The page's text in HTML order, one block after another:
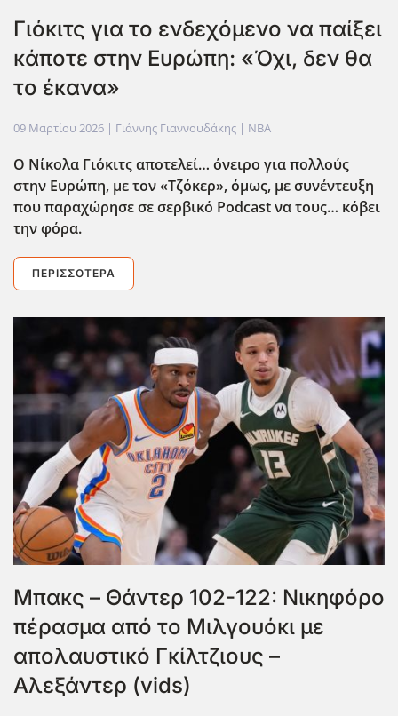
Γιόκιτς για το ενδεχόμενο να παίξει
κάποτε στην Ευρώπη: «Όχι, δεν θα
το έκανα»
09 Μαρτίου 2026 | Γιάννης Γιαννουδάκης | NBA
Ο Νίκολα Γιόκιτς αποτελεί… όνειρο για πολλούς
στην Ευρώπη, με τον «Τζόκερ», όμως, με συνέντευξη
που παραχώρησε σε σερβικό Podcastνα τους… κόβει
την φόρα.
ΠΕΡΙΣΣΌΤΕΡΑ
Μπακς – Θάντερ 102-122: Νικηφόρο
πέρασμα από το Μιλγουόκι με
απολαυστικό Γκίλτζιους –
Αλεξάντερ (vids)